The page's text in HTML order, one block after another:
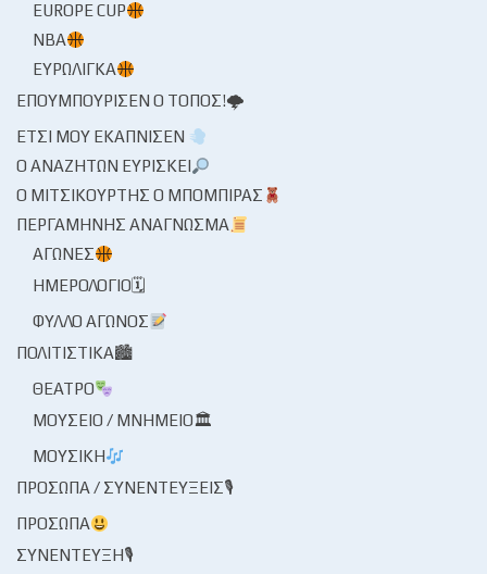
EUROPE CUP
NBA
ΕΥΡΩΛΊΓΚΑ
ΕΠΟΥΜΠΟΎΡΙΣΕΝ Ο ΤΌΠΟΣ!🌩
ΈΤΣΙ ΜΟΥ ΕΚΆΠΝΙΣΕΝ
Ο ΑΝΑΖΗΤΏΝ ΕΥΡΊΣΚΕΙ
Ο ΜΙΤΣΙΚΟΥΡΤΉΣ Ο ΜΠΌΜΠΙΡΑΣ
ΠΕΡΓΑΜΗΝΉΣ ΑΝΆΓΝΩΣΜΑ
ΑΓΏΝΕΣ
ΗΜΕΡΟΛΌΓΙΟ🗓
ΦΎΛΛΟ ΑΓΏΝΟΣ
ΠΟΛΙΤΙΣΤΙΚΆ🏙
ΘΈΑΤΡΟ
ΜΟΥΣΕΊΟ / ΜΝΗΜΕΊΟ🏛
ΜΟΥΣΙΚΉ
ΠΡΌΣΩΠΑ / ΣΥΝΕΝΤΕΎΞΕΙΣ🎙
ΠΡΌΣΩΠΑ
ΣΥΝΈΝΤΕΥΞΗ🎙